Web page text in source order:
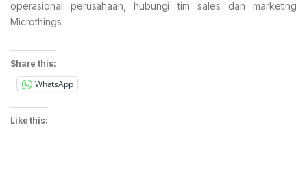
operasional perusahaan, hubungi tim sales dan marketing
Microthings.
Share this:
WhatsApp
Like this: